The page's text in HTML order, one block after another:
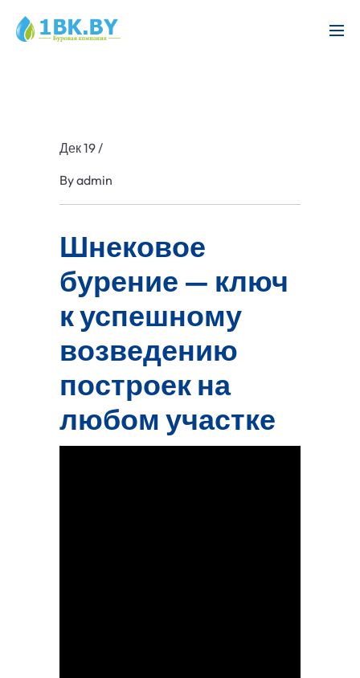
Дек 19/
Byadmin
Шнековое
бурение — ключ
к успешному
возведению
построек на
любом участке